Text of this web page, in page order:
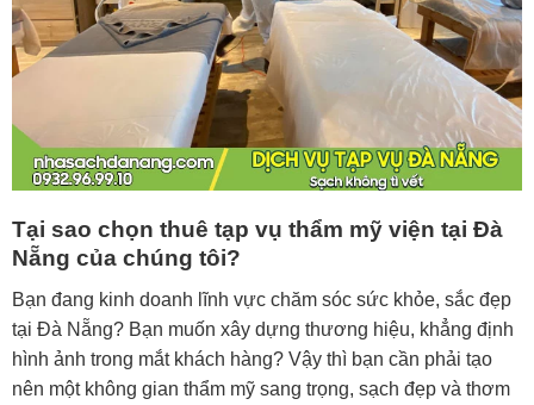
Tại sao chọn thuê tạp vụ thẩm mỹ viện tại Đà
Nẵng của chúng tôi?
Bạn đang kinh doanh lĩnh vực chăm sóc sức khỏe, sắc đẹp
tại Đà Nẵng? Bạn muốn xây dựng thương hiệu, khẳng định
hình ảnh trong mắt khách hàng? Vậy thì bạn cần phải tạo
nên một không gian thẩm mỹ sang trọng, sạch đẹp và thơm